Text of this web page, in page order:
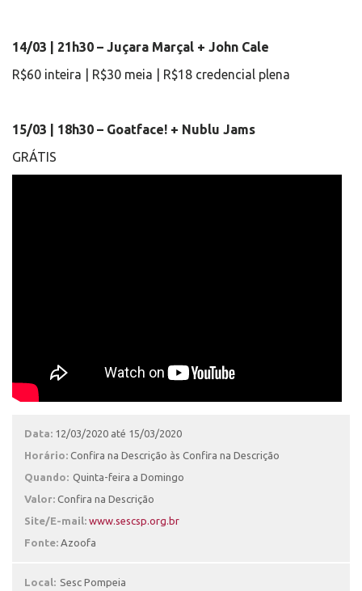
14/03 | 21h30 – Juçara Marçal + John Cale
R$60 inteira | R$30 meia | R$18 credencial plena
15/03 | 18h30 – Goatface! + Nublu Jams
GRÁTIS
Data: 12/03/2020 até 15/03/2020
Horário: Confira na Descrição às Confira na Descrição
Quando: Quinta-feira a Domingo
Valor: Confira na Descrição
Site/E-mail: www.sescsp.org.br
Fonte: Azoofa
Local: Sesc Pompeia